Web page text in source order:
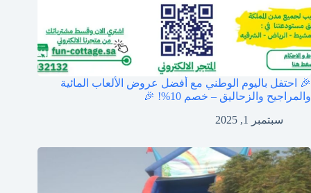
🎉 احتفل باليوم الوطني مع أفضل عروض الألعاب المائية
والمراجيح والزحاليق – خصم 10%! 🎉
سبتمبر 1, 2025